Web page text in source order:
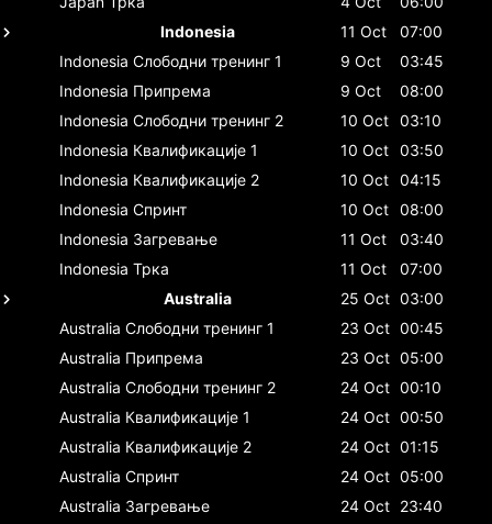
Indonesia
11 Oct
07:00
Indonesia Слободни тренинг 1 9 Oct
03:45
Indonesia Припрема 9 Oct
08:00
Indonesia Слободни тренинг 2 10 Oct 03:10
Indonesia Квалификације 1 10 Oct 03:50
Indonesia Квалификације 2 10 Oct 04:15
Indonesia Спринт 10 Oct 08:00
Indonesia Загревање 11 Oct
03:40
Indonesia Трка 11 Oct
07:00
Australia
25 Oct 03:00
Australia Слободни тренинг 1 23 Oct 00:45
Australia Припрема 23 Oct 05:00
Australia Слободни тренинг 2 24 Oct 00:10
Australia Квалификације 1 24 Oct 00:50
Australia Квалификације 2 24 Oct 01:15
Australia Спринт 24 Oct 05:00
Australia Загревање 24 Oct 23:40